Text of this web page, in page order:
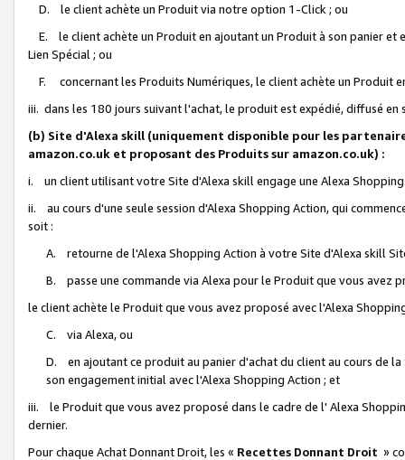
D. le client achète un Produit via notre option 1-Click ; ou
E. le client achète un Produit en ajoutant un Produit à son panier et
Lien Spécial ; ou
F. concernant les Produits Numériques, le client achète un Produit
iii. dans les 180 jours suivant l'achat, le produit est expédié, diffusé
(b) Site d'Alexa skill (uniquement disponible pour les
amazon.co.uk et proposant des Produits sur amazon.co.uk) :
i. un client utilisant votre Site d'Alexa skill engage une Alexa
ii. au cours d'une seule session d'Alexa Shopping Action, qui
soit :
A. retourne de l'Alexa Shopping Action à votre Site d'Alexa skill
B. passe une commande via Alexa pour le Produit que vous avez
le client achète le Produit que vous avez proposé avec l'Alexa
C. via Alexa, ou
D. en ajoutant ce produit au panier d'achat du client au cours de
son engagement initial avec l'Alexa Shopping Action ; et
iii. le Produit que vous avez proposé dans le cadre de l' Alexa
dernier.
Pour chaque Achat Donnant Droit, les « Recettes Donnant Droit »